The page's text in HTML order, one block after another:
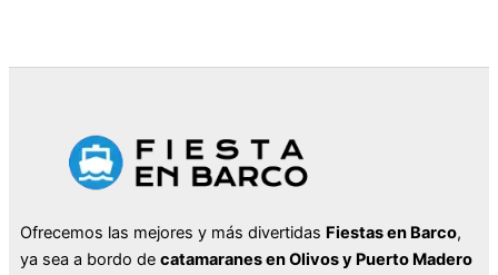
$ 35.000,00.$ 30.000,00.
Ofrecemos las mejores y más divertidas Fiestas en Barco,
ya sea a bordo de catamaranes en Olivos y Puerto Madero